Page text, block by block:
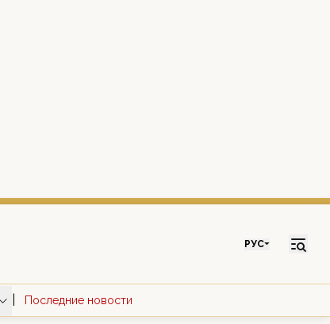
РУС
Последние новости